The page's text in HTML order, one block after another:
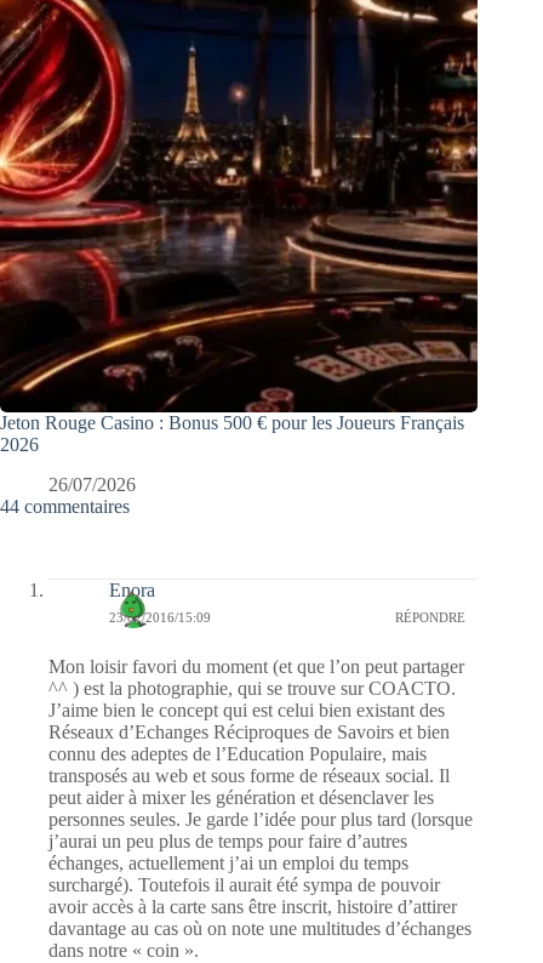
Jeton Rouge Casino : Bonus 500 € pour les Joueurs Français
2026
26/07/2026
44 commentaires
Enora
23/02/2016/15:09 RÉPONDRE
Mon loisir favori du moment (et que l’on peut partager
^^ ) est la photographie, qui se trouve sur COACTO.
J’aime bien le concept qui est celui bien existant des
Réseaux d’Echanges Réciproques de Savoirs et bien
connu des adeptes de l’Education Populaire, mais
transposés au web et sous forme de réseaux social. Il
peut aider à mixer les génération et désenclaver les
personnes seules. Je garde l’idée pour plus tard (lorsque
j’aurai un peu plus de temps pour faire d’autres
échanges, actuellement j’ai un emploi du temps
surchargé). Toutefois il aurait été sympa de pouvoir
avoir accès à la carte sans être inscrit, histoire d’attirer
davantage au cas où on note une multitudes d’échanges
dans notre « coin ».